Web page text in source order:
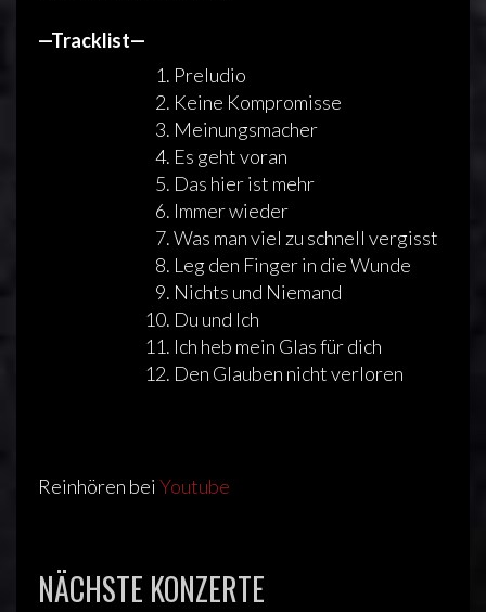
—Tracklist—
Preludio
Keine Kompromisse
Meinungsmacher
Es geht voran
Das hier ist mehr
Immer wieder
Was man viel zu schnell vergisst
Leg den Finger in die Wunde
Nichts und Niemand
Du und Ich
Ich heb mein Glas für dich
Den Glauben nicht verloren
Reinhören bei Youtube
NÄCHSTE KONZERTE